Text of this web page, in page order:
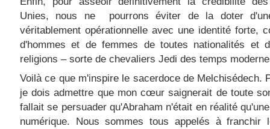
Unies, nous ne pourrons éviter de la doter
véritablement opérationnelle avec une identité forte,
d'hommes et de femmes de toutes nationalités et
religions – sorte de chevaliers Jedi des temps
Voilà ce que m'inspire le sacerdoce de Melchisédech.
je dois admettre que mon cœur saignerait de toute
fallait se persuader qu'Abraham n'était en réalité
numérique. Nous sommes tous appelés à franchir